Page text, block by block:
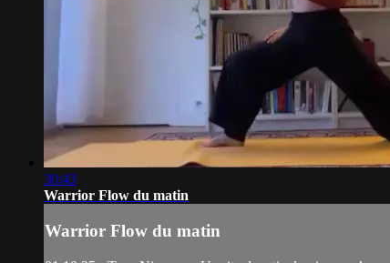
30:43
Warrior Flow du matin
Warrior Flow du matin